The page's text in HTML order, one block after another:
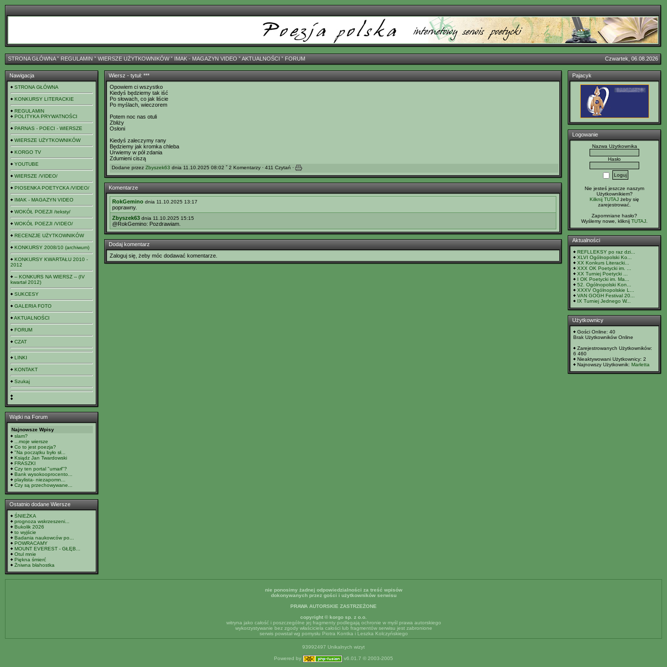
STRONA GŁÓWNAˇ REGULAMIN ˇ WIERSZE UŻYTKOWNIKÓWˇ IMAK - MAGAZYN VIDEO ˇAKTUALNOŚCI ˇ FORUM Czwartek, 06.08.2026
Nawigacja
STRONA GŁÓWNA
KONKURSY LITERACKIE
REGULAMIN
POLITYKA PRYWATNOŚCI
PARNAS - POECI - WIERSZE
WIERSZE UŻYTKOWNIKÓW
KORGO TV
YOUTUBE
WIERSZE /VIDEO/
PIOSENKA POETYCKA /VIDEO/
IMAK - MAGAZYN VIDEO
WOKÓŁ POEZJI /teksty/
WOKÓŁ POEZJI /VIDEO/
RECENZJE UŻYTKOWNIKÓW
KONKURSY 2008/10 (archiwum)
KONKURSY KWARTAŁU 2010 -
2012
-- KONKURS NA WIERSZ -- (IV
kwartał 2012)
SUKCESY
GALERIA FOTO
AKTUALNOŚCI
FORUM
CZAT
LINKI
KONTAKT
Szukaj
Wątki na Forum
Najnowsze Wpisy
slam?
...moje wiersze
Co to jest poezja?
"Na początku było sł...
Ksiądz Jan Twardowski
FRASZKI
Czy ten portal "umarł"?
Bank wysokooprocento...
playlista- niezapomn...
Czy są przechowywane...
Ostatnio dodane Wiersze
ŚNIEŻKA
prognoza wskrzeszeni...
Bukolik 2026
to wyjście
Badania naukowców po...
POWRACAMY
MOUNT EVEREST - GŁĘB...
Otul mnie
Piękna śmierć
Żniwna błahostka
Wiersz - tytuł: ***
Opowiem ci wszystko
Kiedyś będziemy tak iść
Po słowach, co jak liście
Po myślach, wieczorem
Potem noc nas otuli
Zbliży
Osłoni
Kiedyś zaleczymy rany
Będziemy jak kromka chleba
Urwiemy w pół zdania
Zdumieni ciszą
Dodane przez Zbyszek63 dnia 11.10.2025 08:02 ˇ 2 Komentarzy · 411 Czytań ·
Komentarze
RokGemino dnia 11.10.2025 13:17
poprawny.
Zbyszek63 dnia 11.10.2025 15:15
@RokGemino: Pozdrawiam.
Dodaj komentarz
Zaloguj się, żeby móc dodawać komentarze.
Pajacyk
Logowanie
Nazwa Użytkownika
Hasło
Nie jesteś jeszcze naszym
Użytkownikiem?
Kilknij TUTAJ żeby się
zarejestrować.
Zapomniane hasło?
Wyślemy nowe, kliknij TUTAJ
Aktualności
REFLLEKSY po raz dzi...
XLVI Ogólnopolski Ko...
XX Konkurs Literacki...
XXX OK Poetycki im. ...
XX Turniej Poetycki ...
I OK Poetycki im. Ma...
52. Ogólnopolski Kon...
XXXV Ogólnopolskie L...
VAN GOGH Festival 20...
IX Turniej Jednego W...
Użytkownicy
Gości Online: 40
Brak Użytkowników Online
Zarejestrowanych Użytkowników:
6 460
Nieaktywowani Użytkownicy: 2
Najnowszy Użytkownik: Marletta
nie ponosimy żadnej odpowiedzialności za treść wpisów
dokonywanych przez gości i użytkowników serwisu
PRAWA AUTORSKIE ZASTRZEŻONE
copyright © korgo sp. z o.o.
witryna jako całość i poszczególne jej fragmenty podlegają ochronie w myśl prawa autorskiego
wykorzystywanie bez zgody właściciela całości lub fragmentów serwisu jest zabronione
serwis powstał wg pomysłu Piotra Kontka i Leszka Kolczyńskiego
93992497 Unikalnych wizyt
Powered by v6.01.7 © 2003-2005